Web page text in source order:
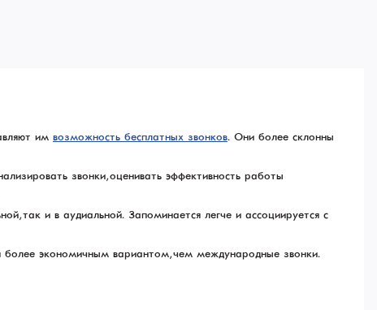
им возможность бесплатных звонков. Они более склонны
звонки, оценивать эффективность работы
так и в аудиальной. Запоминается легче и ассоциируется с
экономичным вариантом, чем международные звонки.